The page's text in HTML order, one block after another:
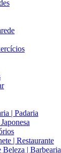
| Padaria
| Restaurante
Beleza | Barbearia